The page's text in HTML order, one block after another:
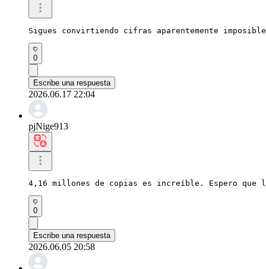
Sigues convirtiendo cifras aparentemente
0
Escribe una respuesta
2026.06.17 22:04
pjNige913
4,16 millones de copias es increíble. Espero que
0
Escribe una respuesta
2026.06.05 20:58